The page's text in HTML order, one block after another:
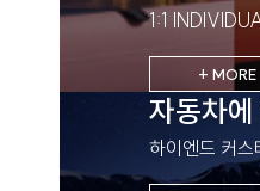
1:1
+ MORE
자동차
하이엔드 커스